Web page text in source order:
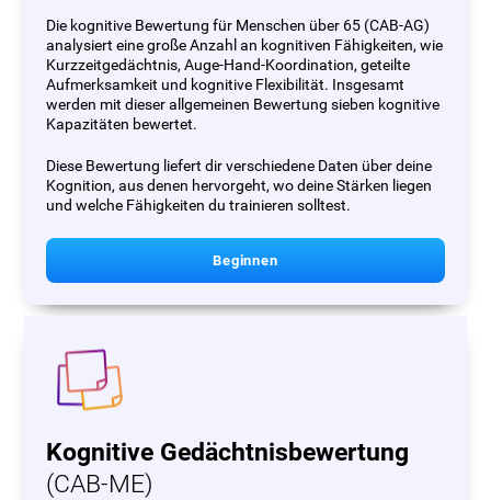
Die kognitive Bewertung für Menschen über 65 (CAB-AG)
analysiert eine große Anzahl an kognitiven Fähigkeiten, wie
Kurzzeitgedächtnis, Auge-Hand-Koordination, geteilte
Aufmerksamkeit und kognitive Flexibilität. Insgesamt
werden mit dieser allgemeinen Bewertung sieben kognitive
Kapazitäten bewertet.
Diese Bewertung liefert dir verschiedene Daten über deine
Kognition, aus denen hervorgeht, wo deine Stärken liegen
und welche Fähigkeiten du trainieren solltest.
Beginnen
Kognitive Gedächtnisbewertung
(CAB-ME)